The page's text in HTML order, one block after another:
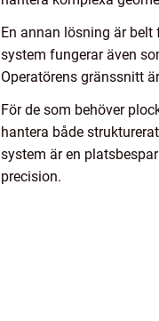
En annan lösning är
system fungerar även
Operatörens gränssnitt
För de som behöver
hantera både
system är en
precision.